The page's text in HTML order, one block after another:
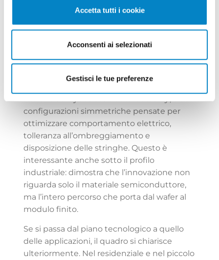
Accetta tutti i cookie
Acconsenti ai selezionati
Gestisci le tue preferenze
concentri proprio su segmenti che stanno a
metà tra la cella e il modulo. Sul lato cella, le
TCO, la deposizione degli elettrodi sui TCO e
illight soaking. Sul lato modulo, l’attenzione
si sposta su interconnessioni con ribbon e
nonché su layout cosiddettibutterfly, cioè
configurazioni simmetriche pensate per
ottimizzare comportamento elettrico,
tolleranza all’ombreggiamento e
disposizione delle stringhe. Questo è
interessante anche sotto il profilo
industriale: dimostra che l’innovazione non
riguarda solo il materiale semiconduttore,
ma l’intero percorso che porta dal wafer al
modulo finito.
Se si passa dal piano tecnologico a quello
delle applicazioni, il quadro si chiarisce
ulteriormente. Nel residenziale e nel piccolo